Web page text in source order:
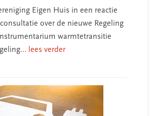
Eigen Huis in een reactie
over de nieuwe Regeling
warmtetransitie
... lees verder